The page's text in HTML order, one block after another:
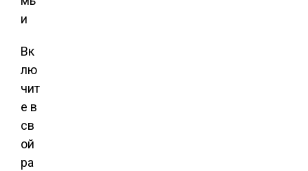
и
Вк
лю
чит
е в
св
ой
ра